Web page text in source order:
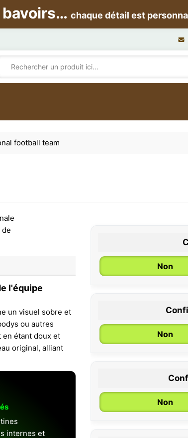
chaque détail est
football team
l'équipe
un visuel sobre et
ou autres
en étant doux et
original, alliant
internes et
Non
0 / 6
Non
Non